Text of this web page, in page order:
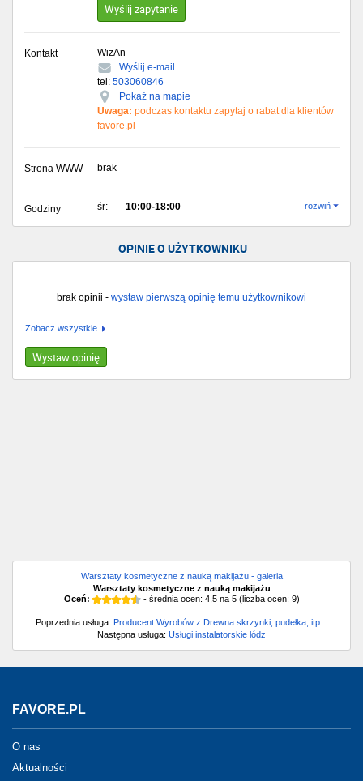
Wyślij zapytanie
Kontakt
WizAn
Wyślij e-mail
tel: 503060846
Pokaż na mapie
Uwaga: podczas kontaktu zapytaj o rabat dla klientów
favore.pl
Strona WWW brak
Godziny śr: 10:00-18:00 rozwiń
OPINIE O UŻYTKOWNIKU
brak opinii - wystaw pierwszą opinię temu użytkownikowi
Zobacz wszystkie
Wystaw opinię
Warsztaty kosmetyczne z nauką makijażu - galeria
Warsztaty kosmetyczne z nauką makijażu
Oceń:
- średnia ocen: 4,5na 5(liczba ocen: 9)
Poprzednia usługa: Producent Wyrobów z Drewna skrzynki, pudełka, itp.
Następna usługa: Usługi instalatorskie łódz
FAVORE.PL
O nas
Aktualności